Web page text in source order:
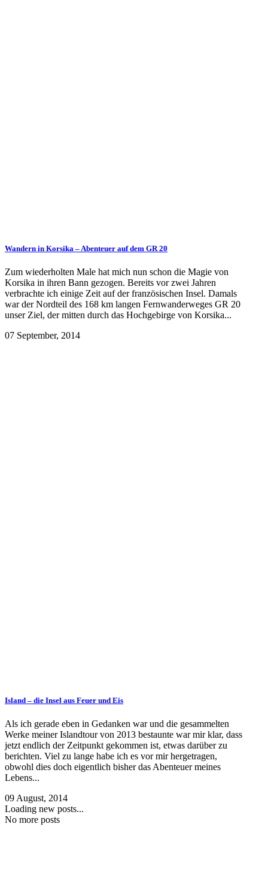
Wandern in Korsika – Abenteuer auf dem GR 20
Zum wiederholten Male hat mich nun schon die Magie von
Korsika in ihren Bann gezogen. Bereits vor zwei Jahren
verbrachte ich einige Zeit auf der französischen Insel. Damals
war der Nordteil des 168 km langen Fernwanderweges GR 20
unser Ziel, der mitten durch das Hochgebirge von Korsika...
07 September, 2014
Island – die Insel aus Feuer und Eis
Als ich gerade eben in Gedanken war und die gesammelten
Werke meiner Islandtour von 2013 bestaunte war mir klar, dass
jetzt endlich der Zeitpunkt gekommen ist, etwas darüber zu
berichten. Viel zu lange habe ich es vor mir hergetragen,
obwohl dies doch eigentlich bisher das Abenteuer meines
Lebens...
09 August, 2014
Loading new posts...
No more posts